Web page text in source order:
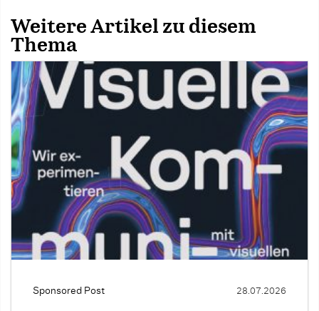
Weitere Artikel zu diesem
Thema
Sponsored Post 28.07.2026